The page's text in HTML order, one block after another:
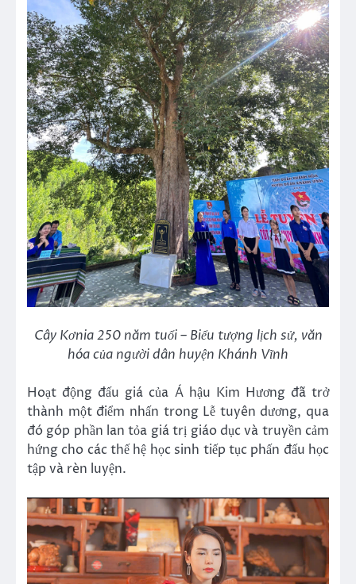
Cây Kơnia 250 năm tuổi – Biểu tượng lịch sử, văn
hóa của người dân huyện Khánh Vĩnh
Hoạt động đấu giá của Á hậu Kim Hương đã trở
thành một điểm nhấn trong Lễ tuyên dương, qua
đó góp phần lan tỏa giá trị giáo dục và truyền cảm
hứng cho các thế hệ học sinh tiếp tục phấn đấu học
tập và rèn luyện.